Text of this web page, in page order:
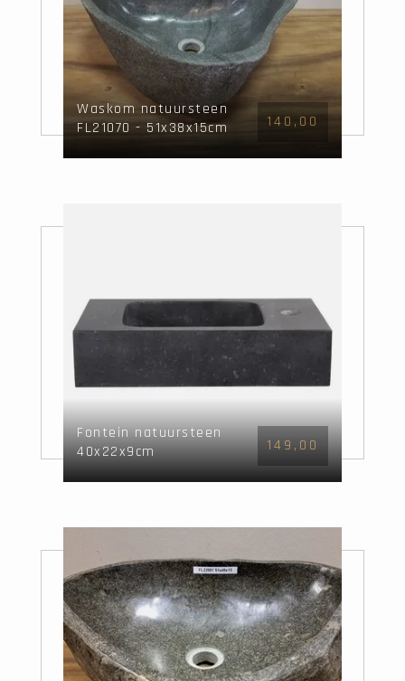
Waskom natuursteen
FL21070 - 51x38x15cm
140,00
Fontein natuursteen
40x22x9cm
149,00